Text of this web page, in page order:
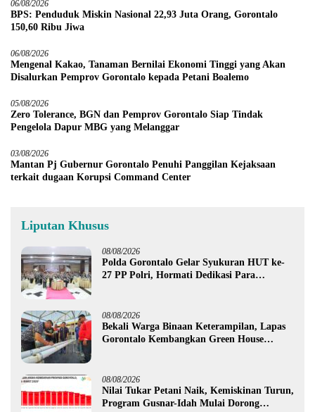
06/08/2026
BPS: Penduduk Miskin Nasional 22,93 Juta Orang, Gorontalo
150,60 Ribu Jiwa
06/08/2026
Mengenal Kakao, Tanaman Bernilai Ekonomi Tinggi yang Akan
Disalurkan Pemprov Gorontalo kepada Petani Boalemo
05/08/2026
Zero Tolerance, BGN dan Pemprov Gorontalo Siap Tindak
Pengelola Dapur MBG yang Melanggar
03/08/2026
Mantan Pj Gubernur Gorontalo Penuhi Panggilan Kejaksaan
terkait dugaan Korupsi Command Center
Liputan Khusus
08/08/2026
Polda Gorontalo Gelar Syukuran HUT ke-
27 PP Polri, Hormati Dedikasi Para
08/08/2026
Bekali Warga Binaan Keterampilan, Lapas
Gorontalo Kembangkan Green House
08/08/2026
Nilai Tukar Petani Naik, Kemiskinan Turun,
Program Gusnar-Idah Mulai Dorong